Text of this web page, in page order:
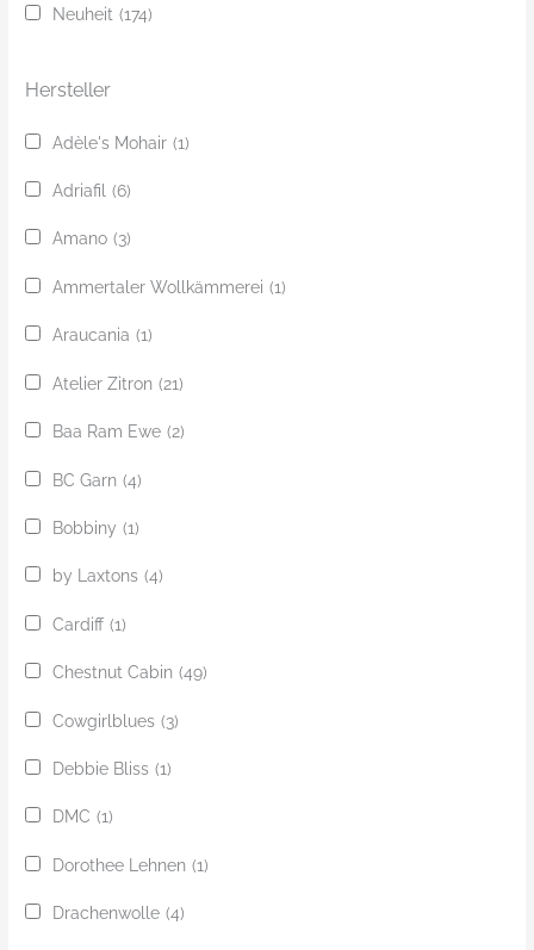
Neuheit (174)
Hersteller
Adèle's Mohair (1)
Adriafil (6)
Amano (3)
Ammertaler Wollkämmerei (1)
Araucania (1)
Atelier Zitron (21)
Baa Ram Ewe (2)
BC Garn (4)
Bobbiny (1)
by Laxtons (4)
Cardiff (1)
Chestnut Cabin (49)
Cowgirlblues (3)
Debbie Bliss (1)
DMC (1)
Dorothee Lehnen (1)
Drachenwolle (4)